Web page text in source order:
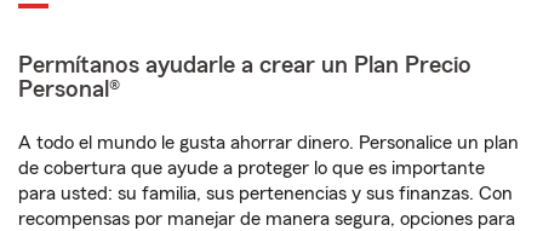
Permítanos ayudarle a crear un Plan Precio
Personal®
A todo el mundo le gusta ahorrar dinero. Personalice un plan
de cobertura que ayude a proteger lo que es importante
para usted: su familia, sus pertenencias y sus finanzas. Con
recompensas por manejar de manera segura, opciones para